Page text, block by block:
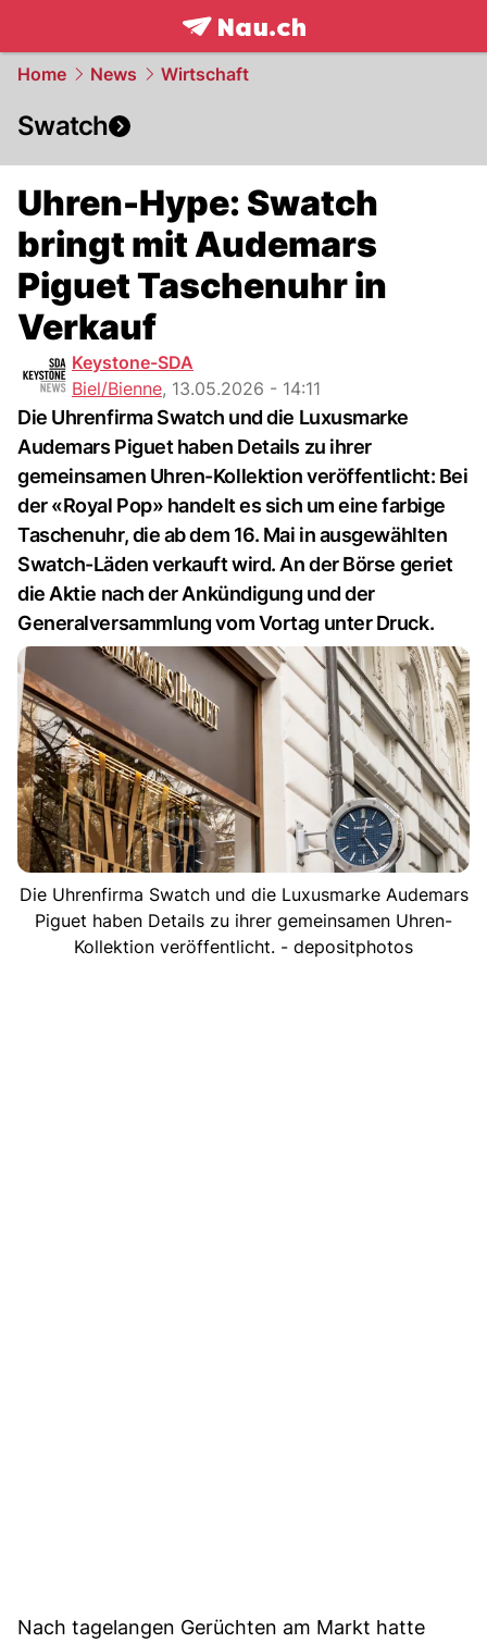
frontpage.NAU.ch
Home News Wirtschaft
Swatch
Uhren-Hype: Swatch
bringt mit Audemars
Piguet Taschenuhr in
Verkauf
Keystone-SDA
Biel/Bienne, 13.05.2026 - 14:11
Die Uhrenfirma Swatch und die Luxusmarke
Audemars Piguet haben Details zu ihrer
gemeinsamen Uhren-Kollektion veröffentlicht: Bei
der «Royal Pop» handelt es sich um eine farbige
Taschenuhr, die ab dem 16. Mai in ausgewählten
Swatch-Läden verkauft wird. An der Börse geriet
die Aktie nach der Ankündigung und der
Generalversammlung vom Vortag unter Druck.
Die Uhrenfirma Swatch und die Luxusmarke Audemars
Piguet haben Details zu ihrer gemeinsamen Uhren-
Kollektion veröffentlicht. - depositphotos
Nach tagelangen Gerüchten am Markt hatte